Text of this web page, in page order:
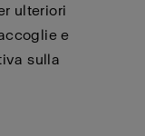
ulteriori
e
sulla